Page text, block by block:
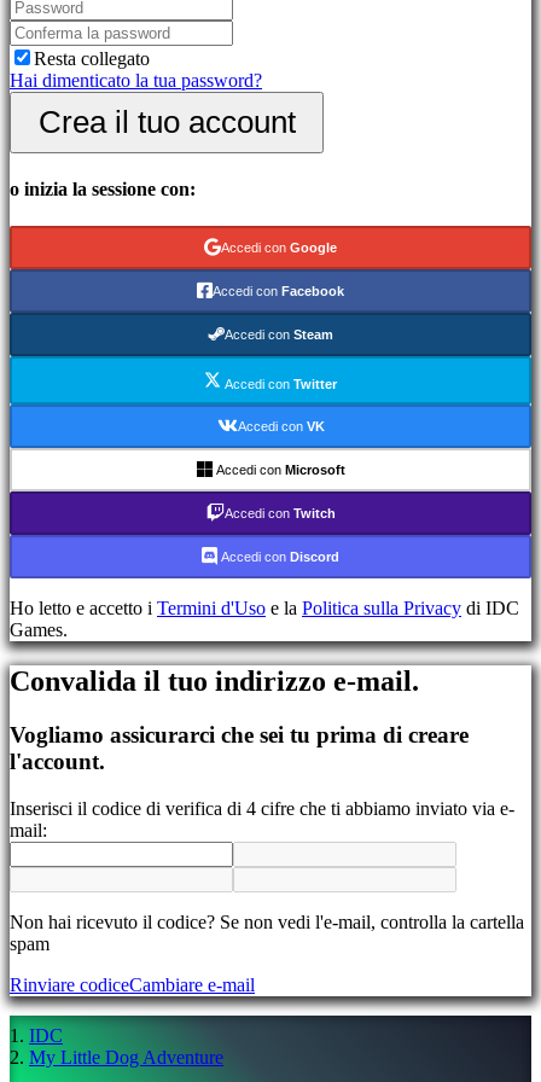
picchiaduro
Demo
Community
Eventi
gioco
Media
Forum
Gifts
Plays
FAQ
Registrati
Hai
dimenticato
la
tua
Cambia
lingua
AR
BS
DE
EL
EN
FI
FR
HR
IT
Resta collegato
Hai dimenticato la tua password?
Crea il tuo account
o inizia la sessione con:
Accedi con Google
Accedi con Facebook
Accedi con Steam
Accedi conTwitter
Accedi con VK
Accedi con Microsoft
Accedi con Twitch
Accedi con Discord
Ho letto e accetto i Termini d'Uso e la Politica sulla Privacy di IDC
Games.
Convalida il tuo indirizzo e-mail.
Vogliamo assicurarci che sei tu prima di creare
l'account.
Inserisci il codice di verifica di 4 cifre che ti abbiamo inviato via e-
mail:
Non hai ricevuto il codice? Se non vedi l'e-mail, controlla la cartella
spam
Rinviare codiceCambiare e-mail
IDC
My Little Dog Adventure